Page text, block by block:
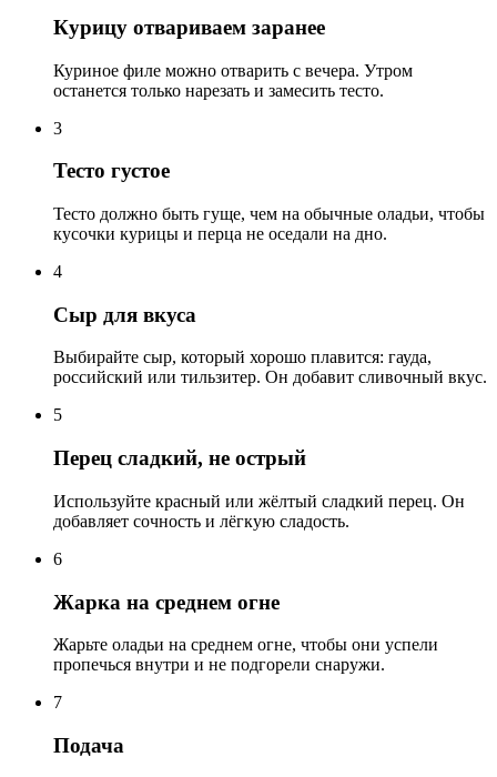
Курицу отвариваем заранее
Куриное филе можно отварить с вечера. Утром
останется только нарезать и замесить тесто.
3
Тесто густое
Тесто должно быть гуще, чем на обычные оладьи, чтобы
кусочки курицы и перца не оседали на дно.
4
Сыр для вкуса
Выбирайте сыр, который хорошо плавится: гауда,
российский или тильзитер. Он добавит сливочный вкус.
5
Перец сладкий, не острый
Используйте красный или жёлтый сладкий перец. Он
добавляет сочность и лёгкую сладость.
6
Жарка на среднем огне
Жарьте оладьи на среднем огне, чтобы они успели
пропечься внутри и не подгорели снаружи.
7
Подача